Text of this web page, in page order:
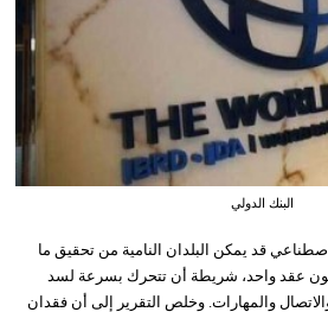
البنك الدولي
قد يمكن البلدان النامية من تحقيق ما
عقد واحد، شريطة أن تتحرك بسرعة لسد
والمهارات. وخلص التقرير إلى أن فقدان